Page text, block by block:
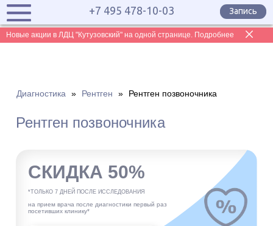
Новые акции в ЛДЦ "Кутузовский" на одной странице. Подробнее
+7 495 478-10-03 Запись
Диагностика » Рентген » Рентген позвоночника
Рентген позвоночника
СКИДКА 50%
*ТОЛЬКО 7 ДНЕЙ ПОСЛЕ ИССЛЕДОВАНИЯ
на прием врача после диагностики первый раз
посетивших клинику*